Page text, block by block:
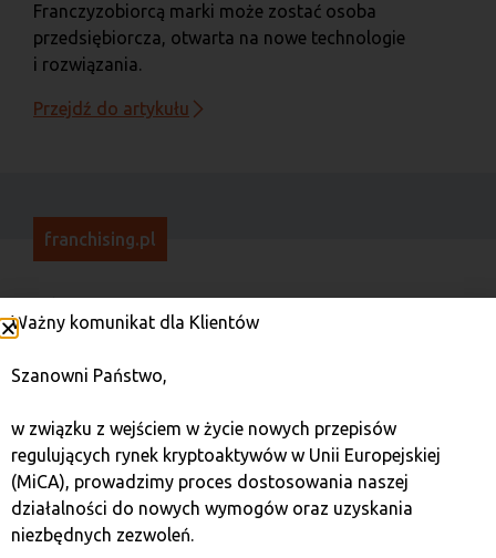
Franczyzobiorcą marki może zostać osoba
przedsiębiorcza, otwarta na nowe technologie
i rozwiązania.
Przejdź do artykułu
franchising.pl
działa rynek cyfrowych walut, jakie możliwości
oferuje franczyza w tej branży i czy inwestycja
w kryptowaluty to przepis na sukces.
Przejdź do artykułu
Ważny komunikat dla Klientów
Szanowni Państwo,
w związku z wejściem w życie nowych przepisów
regulujących rynek kryptoaktywów w Unii Europejskiej
(MiCA), prowadzimy proces dostosowania naszej
działalności do nowych wymogów oraz uzyskania
niezbędnych zezwoleń.